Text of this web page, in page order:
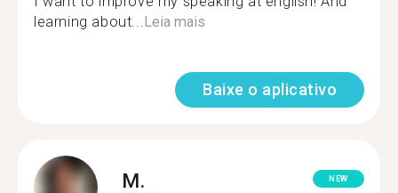
learning about... Leia mais
Baixe o aplicativo
M. NEW